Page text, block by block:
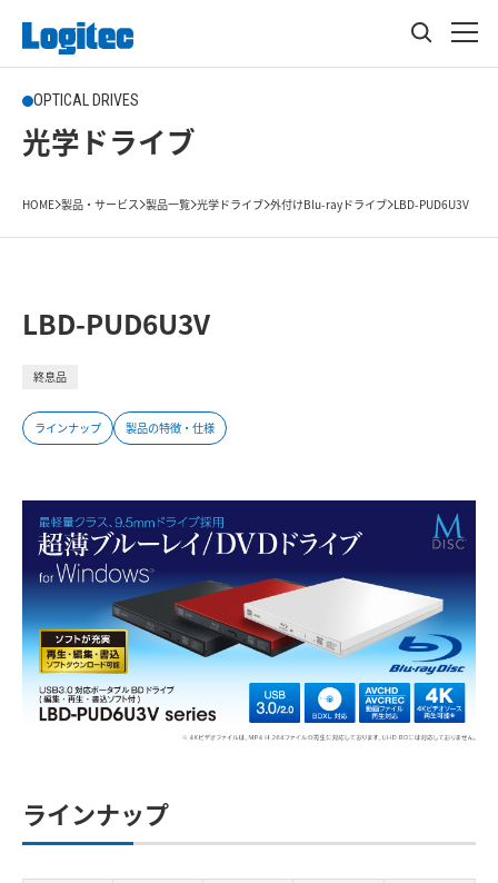
OPTICAL DRIVES
光学ドライブ
HOME 製品・サービス 製品一覧 光学ドライブ 外付けBlu-rayドライブ LBD-PUD6U3V
LBD-PUD6U3V
終息品
ラインナップ 製品の特徴・仕様
ラインナップ